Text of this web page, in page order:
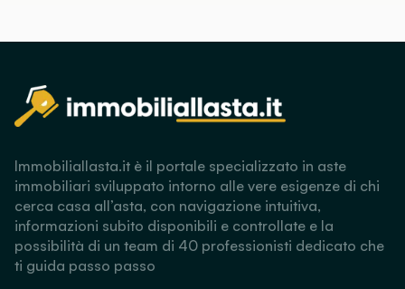
Immobiliallasta.it è il portale specializzato in aste
immobiliari sviluppato intorno alle vere esigenze di chi
cerca casa all’asta, con navigazione intuitiva,
informazioni subito disponibili e controllate e la
possibilità di un team di 40 professionisti dedicato che
ti guida passo passo